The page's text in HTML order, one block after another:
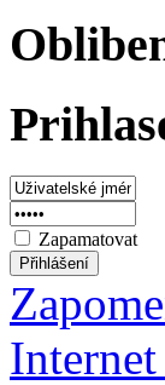
Zapamatovat